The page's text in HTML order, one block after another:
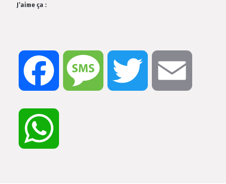
J’aime ça :
Facebook Message Twitter